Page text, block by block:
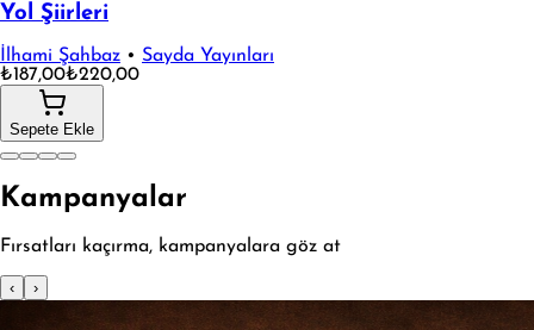
Yol Şiirleri
İlhami Şahbaz • Sayda Yayınları
₺187,00₺220,00
Sepete Ekle
Kampanyalar
Fırsatları kaçırma, kampanyalara göz at
‹ ›